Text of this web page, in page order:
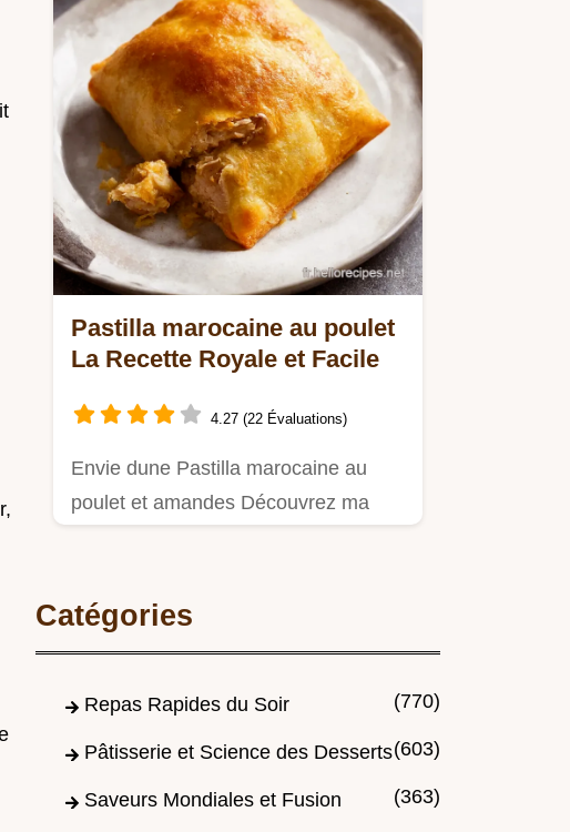
Pastilla marocaine au poulet
La Recette Royale et Facile
4.27 (22 Évaluations)
Envie dune Pastilla marocaine au
poulet et amandes Découvrez ma
Catégories
Repas Rapides du Soir (770)
Pâtisserie et Science des Desserts(603)
Saveurs Mondiales et Fusion (363)